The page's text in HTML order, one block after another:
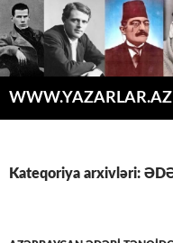
WWW.YAZARLAR.AZ
Kateqoriya arxivləri: